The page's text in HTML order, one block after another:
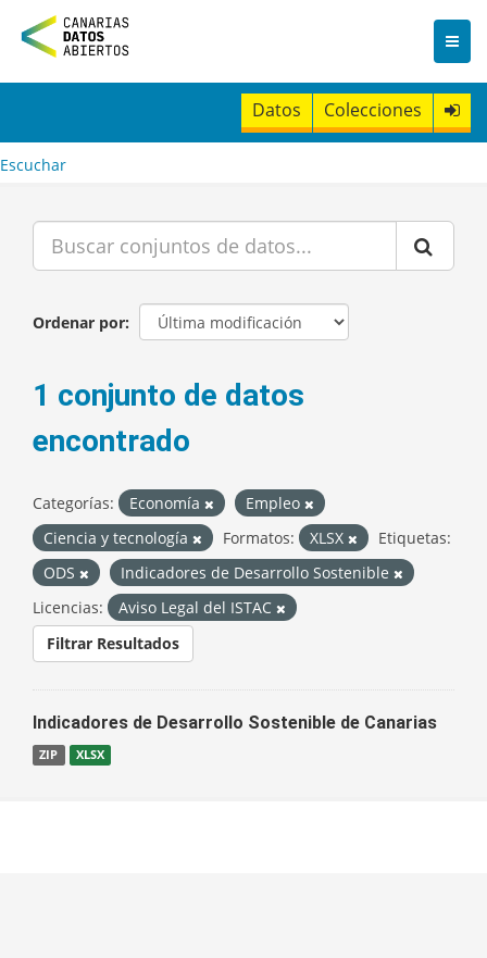
n
t
Datos Colecciones
Escuchar
Ordenar por
1 conjunto de datos
encontrado
Categorías: Economía
Empleo
Ciencia y tecnología
Formatos: XLSX
Etiquetas:
ODS
Indicadores de Desarrollo Sostenible
Licencias:
Aviso Legal del ISTAC
Filtrar Resultados
Indicadores de Desarrollo Sostenible de Canarias
ZIP XLSX